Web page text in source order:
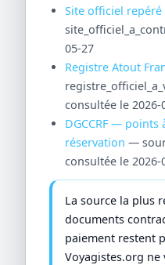
Site officiel repéré
05-27
Registre Atout
consultée le 2026-
DGCCRF — points
réservation —
consultée le 2026-
La source la plus
documents
paiement restent
Voyagistes.org ne